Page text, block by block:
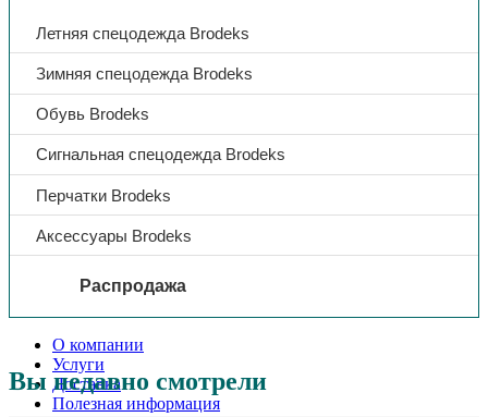
Летняя спецодежда Brodeks
Зимняя спецодежда Brodeks
Обувь Brodeks
Сигнальная спецодежда Brodeks
Перчатки Brodeks
Аксессуары Brodeks
Распродажа
О компании
Услуги
Доставка
Полезная информация
Вы недавно смотрели